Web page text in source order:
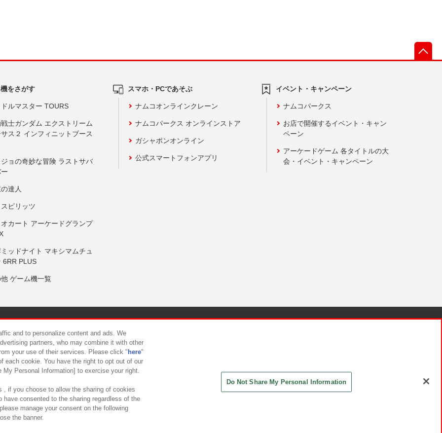
をさがす
ルマスター TOURS
士ガンダム エクストリーム
ス２ インフィニットブース
ョの奇妙な冒険 ラストサバ
達人
ピリッツ
カート アーケードグランプ
ッドナイト マキシマムチュ
6RR PLUS
ゲーム機一覧
スマホ・PCであそぶ
ナムコオンラインクレーン
ナムコパークス オンラインストア
ガシャポンオンライン
公式スマートフォンアプリ
イベント・キャンペーン
ナムコパークス
お店で開催するイベント・キャン
ペーン
アーケードゲーム 各タイトルの大
会・イベント・キャンペーン
について カスタマーハラスメント対応方針
and to personalize content and ads. We
partners, who may combine it with other
your use of their services. Please click " here"
each cookie. You have the right to opt out of our
Personal Information] to exercise your right.
, if you choose to allow the sharing of cookies
have consented to the sharing regardless of the
manage your consent on the following
the banner.
Do Not Share My Personal Information